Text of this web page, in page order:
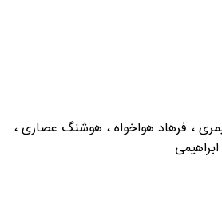
، فرهاد هواخواه ، هوشنگ عصاری ،